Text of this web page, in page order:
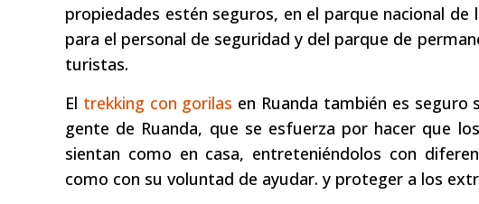
propiedades estén seguros, en el parque nacional
para el personal de seguridad y del parque de
turistas.
El trekking con gorilas en Ruanda también es seguro
gente de Ruanda, que se esfuerza por hacer que
sientan como en casa, entreteniéndolos con
como con su voluntad de ayudar. y proteger a los